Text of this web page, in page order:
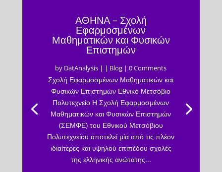
ΑΘΗΝΑ – Σχολή
Εφαρμοσμένων
Μαθηματικών και Φυσικών
Επιστημών
by DatAnalysis | | Blog | 0 Comments
Σχολή Εφαρμοσμένων Μαθηματικών και
Φυσικών Επιστημών Εθνικό Μετσόβιο
Πολυτεχνείο Η Σχολή Εφαρμοσμένων
Μαθηματικών και Φυσικών Επιστημών
(ΣΕΜΦΕ) του Εθνικού Μετσόβιου
Πολυτεχνείου αποτελεί μία από τις πλέον
ιδιαίτερες και υψηλού επιπέδου σχολές
της ελληνικής ανώτατης...